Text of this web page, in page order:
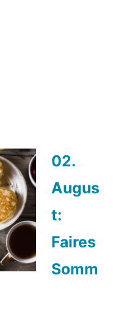
02.
Augus
t:
Faires
Somm